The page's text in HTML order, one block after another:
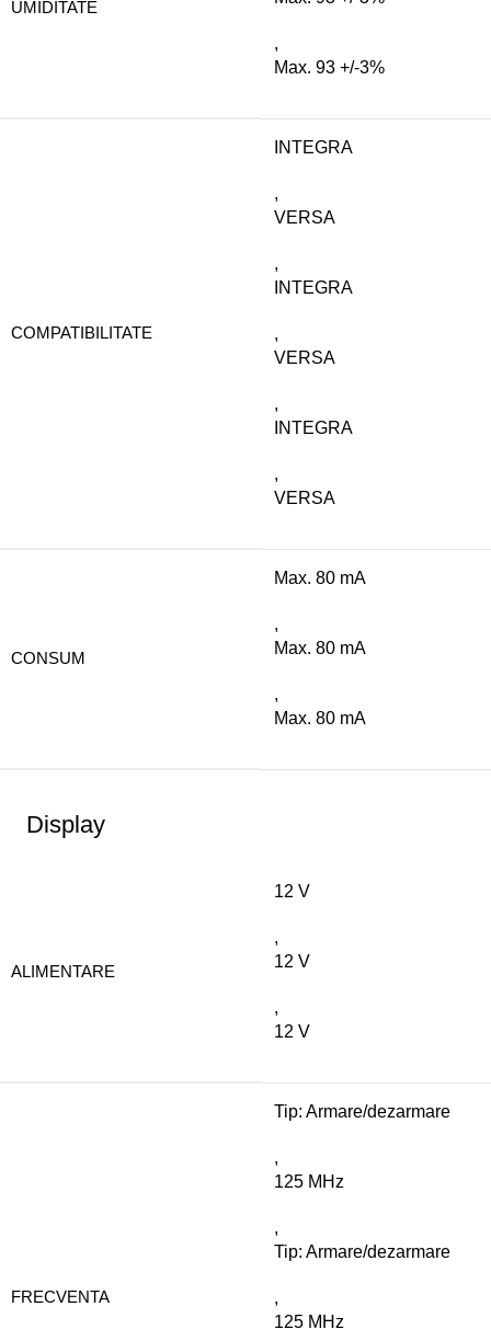
UMIDITATE
,
Max. 93 +/-3%
COMPATIBILITATE
INTEGRA
,
VERSA
,
INTEGRA
,
VERSA
,
INTEGRA
,
VERSA
CONSUM
Max. 80 mA
,
Max. 80 mA
,
Max. 80 mA
Display
ALIMENTARE
12 V
,
12 V
,
12 V
FRECVENTA
Tip: Armare/dezarmare
,
125 MHz
,
Tip: Armare/dezarmare
,
125 MHz